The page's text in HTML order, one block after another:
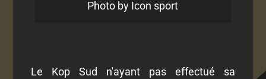
Photo by Icon sport
Le Kop Sud n'ayant pas effectué sa